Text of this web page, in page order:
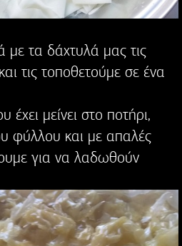
με τα δάχτυλά μας τις
τις τοποθετούμε σε ένα
έχει μείνει στο ποτήρι,
φύλλου και με απαλές
για να λαδωθούν